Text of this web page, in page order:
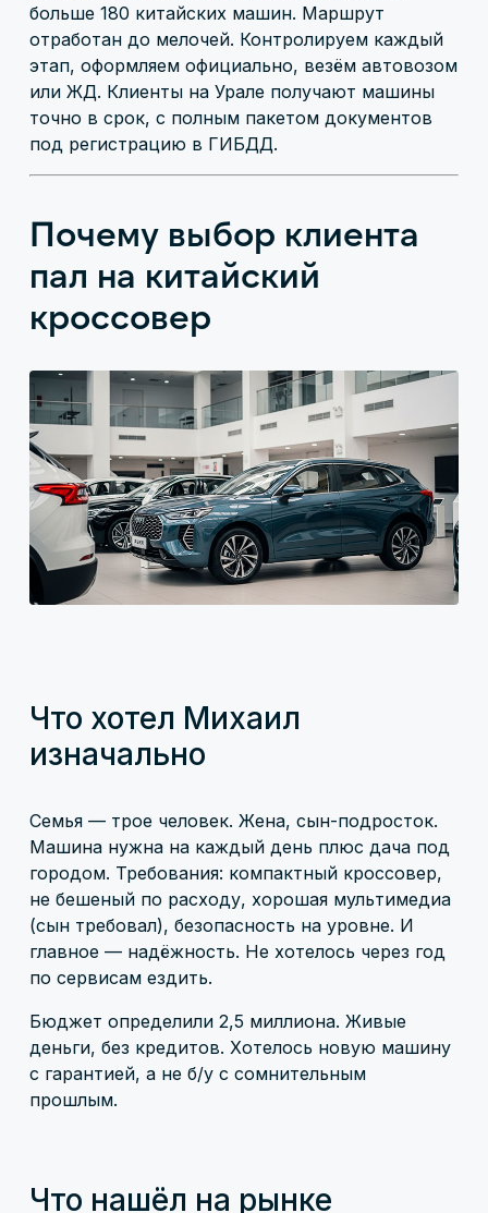
больше 180 китайских машин. Маршрут
отработан до мелочей. Контролируем каждый
этап, оформляем официально, везём автовозом
или ЖД. Клиенты на Урале получают машины
точно в срок, с полным пакетом документов
под регистрацию в ГИБДД.
Почему выбор клиента
пал на китайский
кроссовер
Что хотел Михаил
изначально
Семья — трое человек. Жена, сын-подросток.
Машина нужна на каждый день плюс дача под
городом. Требования: компактный кроссовер,
не бешеный по расходу, хорошая мультимедиа
(сын требовал), безопасность на уровне. И
главное — надёжность. Не хотелось через год
по сервисам ездить.
Бюджет определили 2,5 миллиона. Живые
деньги, без кредитов. Хотелось новую машину
с гарантией, а не б/у с сомнительным
прошлым.
Что нашёл на рынке